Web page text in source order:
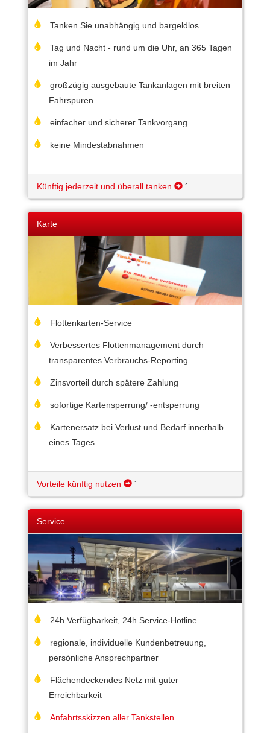
Tanken Sie unabhängig und bargeldlos.
Tag und Nacht - rund um die Uhr, an 365 Tagen
im Jahr
großzügig ausgebaute Tankanlagen mit breiten
Fahrspuren
einfacher und sicherer Tankvorgang
keine Mindestabnahmen
Künftig jederzeit und überall tanken ´
Karte
Flottenkarten-Service
Verbessertes Flottenmanagement durch
transparentes Verbrauchs-Reporting
Zinsvorteil durch spätere Zahlung
sofortige Kartensperrung/ -entsperrung
Kartenersatz bei Verlust und Bedarf innerhalb
eines Tages
Vorteile künftig nutzen ´
Service
24h Verfügbarkeit, 24h Service-Hotline
regionale, individuelle Kundenbetreuung,
persönliche Ansprechpartner
Flächendeckendes Netz mit guter
Erreichbarkeit
Anfahrtsskizzen aller Tankstellen